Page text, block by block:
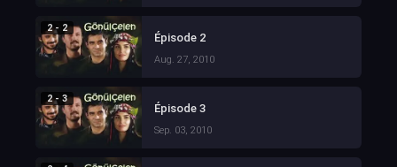
2 - 2
Épisode 2
Aug. 27, 2010
2 - 3
Épisode 3
Sep. 03, 2010